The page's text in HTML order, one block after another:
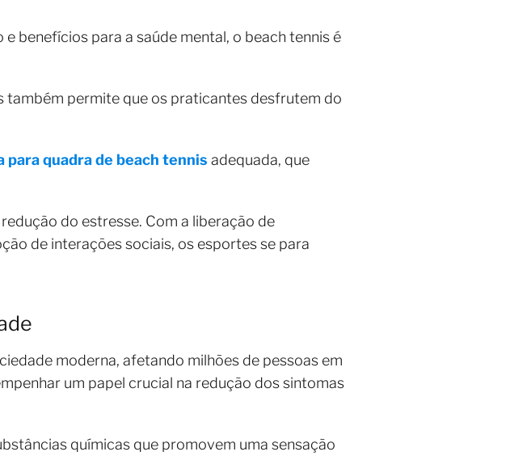
benefícios para a saúde mental, o beach tennis é
também permite que os praticantes desfrutem do
para quadra de beach tennis adequada, que
do estresse. Com a liberação de
de interações sociais, os esportes se para
moderna, afetando milhões de pessoas em
um papel crucial na redução dos sintomas
químicas que promovem uma sensação